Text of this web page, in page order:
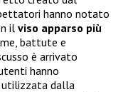
hanno notato
il viso apparso più
battute e
è arrivato
hanno
dalla